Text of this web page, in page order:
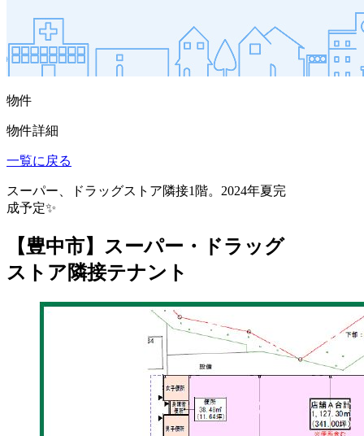
物件
物件詳細
一覧に戻る
スーパー、ドラッグストア隣接1階。2024年夏完
成予定✨
【豊中市】スーパー・ドラッグ
ストア隣接テナント